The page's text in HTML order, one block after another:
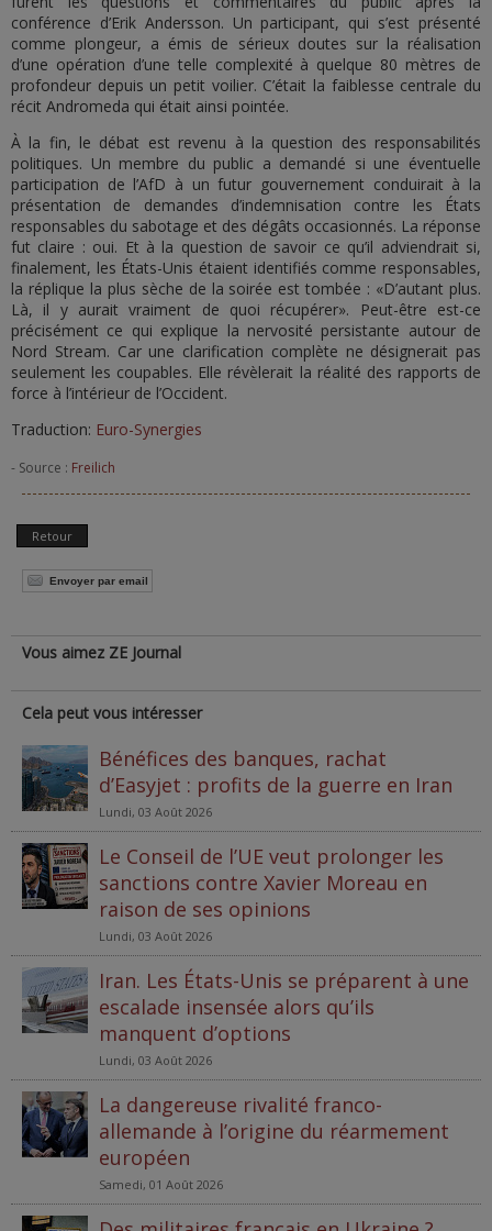
conférence d’Erik Andersson. Un participant, qui s’est présenté
comme plongeur, a émis de sérieux doutes sur la réalisation
d’une opération d’une telle complexité à quelque 80 mètres de
profondeur depuis un petit voilier. C’était la faiblesse centrale du
récit Andromeda qui était ainsi pointée.
À la fin, le débat est revenu à la question des responsabilités
politiques. Un membre du public a demandé si une éventuelle
participation de l’AfD à un futur gouvernement conduirait à la
présentation de demandes d’indemnisation contre les États
responsables du sabotage et des dégâts occasionnés. La réponse
fut claire : oui. Et à la question de savoir ce qu’il adviendrait si,
finalement, les États-Unis étaient identifiés comme responsables,
la réplique la plus sèche de la soirée est tombée : «D’autant plus.
Là, il y aurait vraiment de quoi récupérer». Peut-être est-ce
précisément ce qui explique la nervosité persistante autour de
Nord Stream. Car une clarification complète ne désignerait pas
seulement les coupables. Elle révèlerait la réalité des rapports de
force à l’intérieur de l’Occident.
Traduction: Euro-Synergies
- Source : Freilich
Retour
Envoyer par email
Vous aimez ZE Journal
Cela peut vous intéresser
Bénéfices des banques, rachat
d’Easyjet : profits de la guerre en Iran
Lundi, 03 Août 2026
Le Conseil de l’UE veut prolonger les
sanctions contre Xavier Moreau en
raison de ses opinions
Lundi, 03 Août 2026
Iran. Les États-Unis se préparent à une
escalade insensée alors qu’ils
manquent d’options
Lundi, 03 Août 2026
La dangereuse rivalité franco-
allemande à l’origine du réarmement
européen
Samedi, 01 Août 2026